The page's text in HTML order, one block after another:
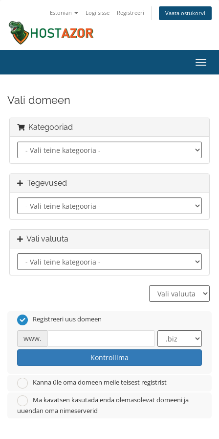
Estonian Logi sisse Registreeri Vaata ostukorvi
Vali domeen
Kategooriad
Tegevused
Vali valuuta
Registreeri uus domeen
www.
Kontrollima
Kanna üle oma domeen meile teisest registrist
Ma kavatsen kasutada enda olemasolevat domeeni ja
uuendan oma nimeserverid